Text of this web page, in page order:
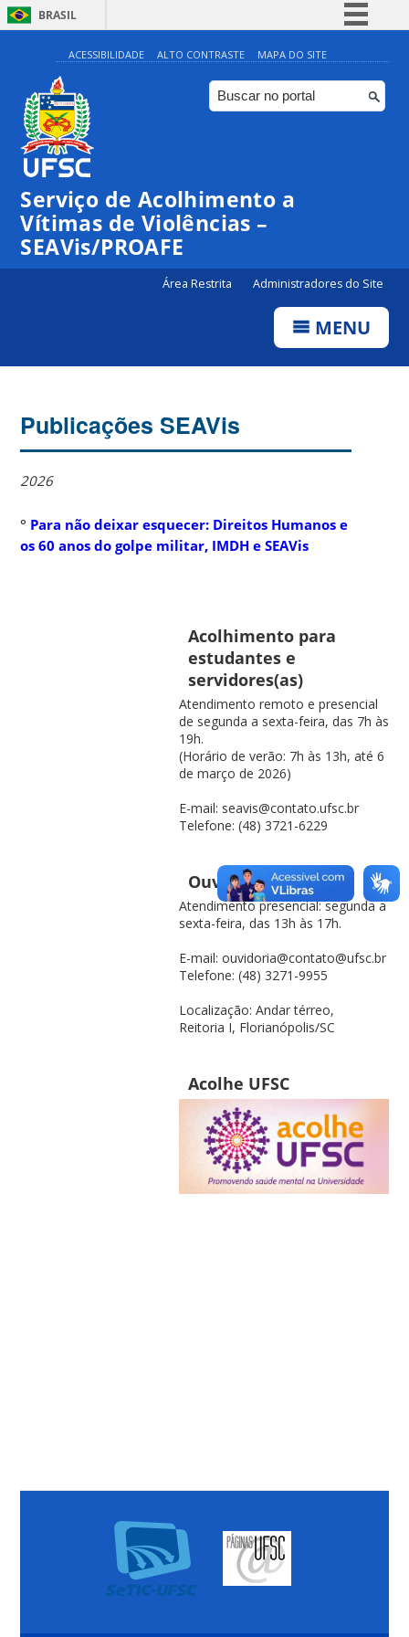
BRASIL
Simplifique!
Comunica BR
Participe
Canais
ACESSIBILIDADE ALTO CONTRASTE MAPA DO SITE
Serviço de Acolhimento a
Vítimas de Violências –
SEAVis/PROAFE
Área Restrita Administradores do Site
MENU
Publicações SEAVis
2026
° Para não deixar esquecer: Direitos Humanos e
os 60 anos do golpe militar, IMDH e SEAVis
Acolhimento para
estudantes e
servidores(as)
Atendimento remoto e presencial
de segunda a sexta-feira, das 7h às
19h.
(Horário de verão: 7h às 13h, até 6
de março de 2026)
E-mail: seavis@contato.ufsc.br
Telefone: (48) 3721-6229
Ouvidoria UFSC
Atendimento presencial: segunda a
sexta-feira, das 13h às 17h.
E-mail: ouvidoria@contato@ufsc.br
Telefone: (48) 3271-9955
Localização: Andar térreo,
Reitoria I, Florianópolis/SC
Acolhe UFSC